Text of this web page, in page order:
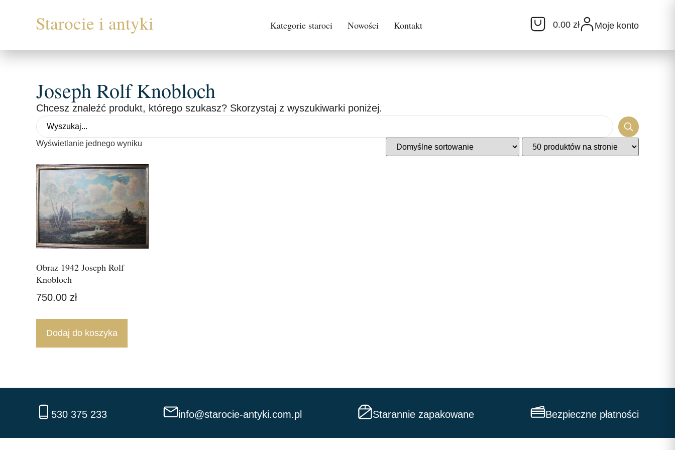
Kategorie staroci Nowości Kontakt 0.00 zł Moje konto
Joseph Rolf Knobloch
Chcesz znaleźć produkt, którego szukasz? Skorzystaj z wyszukiwarki poniżej.
Wyświetlanie jednego wyniku
Obraz 1942 Joseph Rolf
Knobloch
750.00 zł
Dodaj do koszyka
530 375 233 info@starocie-antyki.com.pl Starannie zapakowane Bezpieczne płatności